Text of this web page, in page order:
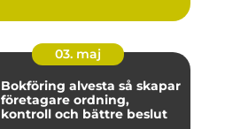
03. maj
Bokföring alvesta så skapar
företagare ordning,
kontroll och bättre beslut